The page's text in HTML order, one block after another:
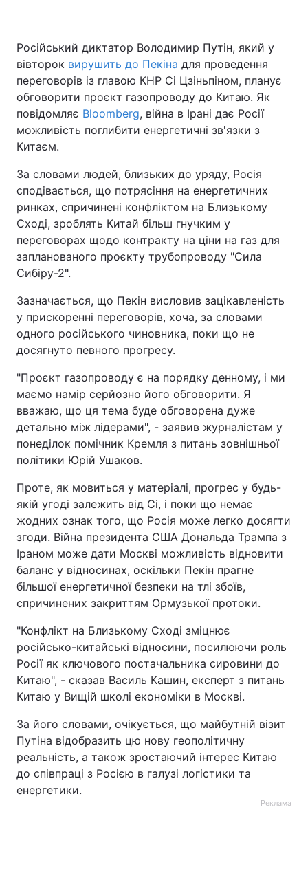
Російський диктатор Володимир Путін, який у
вівторок вирушить до Пекіна для проведення
переговорів із главою КНР Сі Цзіньпіном, планує
обговорити проєкт газопроводу до Китаю. Як
повідомляє Bloomberg, війна в Ірані дає Росії
можливість поглибити енергетичні зв'язки з
Китаєм.
За словами людей, близьких до уряду, Росія
сподівається, що потрясіння на енергетичних
ринках, спричинені конфліктом на Близькому
Сході, зроблять Китай більш гнучким у
переговорах щодо контракту на ціни на газ для
запланованого проєкту трубопроводу "Сила
Сибіру-2".
Зазначається, що Пекін висловив зацікавленість
у прискоренні переговорів, хоча, за словами
одного російського чиновника, поки що не
досягнуто певного прогресу.
"Проєкт газопроводу є на порядку денному, і ми
маємо намір серйозно його обговорити. Я
вважаю, що ця тема буде обговорена дуже
детально між лідерами", - заявив журналістам у
понеділок помічник Кремля з питань зовнішньої
політики Юрій Ушаков.
Проте, як мовиться у матеріалі, прогрес у будь-
якій угоді залежить від Сі, і поки що немає
жодних ознак того, що Росія може легко досягти
згоди. Війна президента США Дональда Трампа з
Іраном може дати Москві можливість відновити
баланс у відносинах, оскільки Пекін прагне
більшої енергетичної безпеки на тлі збоїв,
спричинених закриттям Ормузької протоки.
"Конфлікт на Близькому Сході зміцнює
російсько-китайські відносини, посилюючи роль
Росії як ключового постачальника сировини до
Китаю", - сказав Василь Кашин, експерт з питань
Китаю у Вищій школі економіки в Москві.
За його словами, очікується, що майбутній візит
Путіна відобразить цю нову геополітичну
реальність, а також зростаючий інтерес Китаю
до співпраці з Росією в галузі логістики та
енергетики.
Реклама